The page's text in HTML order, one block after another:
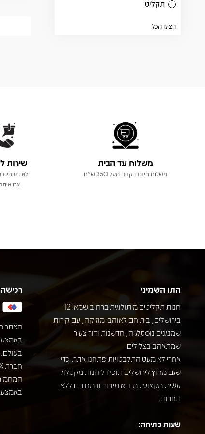
תקליט
הציגו הכל
משלוח עד הבית
משלוח חינם בקניה מעל 350 ש"ח
שירות
לא בטוחים
צרו
התו השמיני
חנות תקליטים מיתולוגית ברחוב שמאי 12
בירושלים, בית חם לאוהבי מוזיקה, עם קירות
שמנגנים נוסטלגיה, חדשנות ודור צעיר
שמתאהב בצלילים.
אחרי לא מעט התלבטויות פתחנו אתר, כדי
שגם מחוץ לירושלים תוכלו ליהנות מקטלוג
עשיר, מקצועי, מיבוא מיוחד ובמחירים ללא
תחרות.
שעות פתיחה:
האתר